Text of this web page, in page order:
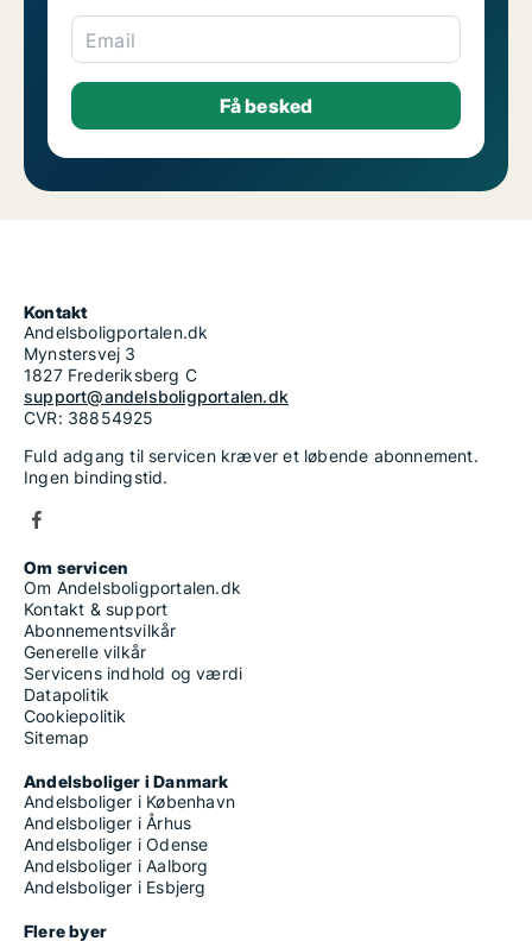
Email
Kontakt
Andelsboligportalen.dk
Mynstersvej 3
1827 Frederiksberg C
support@andelsboligportalen.dk
CVR: 38854925
Fuld adgang til servicen kræver et løbende abonnement.
Ingen bindingstid.
Om servicen
Om Andelsboligportalen.dk
Kontakt & support
Abonnementsvilkår
Generelle vilkår
Servicens indhold og værdi
Datapolitik
Cookiepolitik
Sitemap
Andelsboliger i Danmark
Andelsboliger i København
Andelsboliger i Århus
Andelsboliger i Odense
Andelsboliger i Aalborg
Andelsboliger i Esbjerg
Flere byer